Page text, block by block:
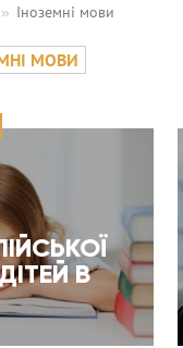
Іноземні мови
МОВИ
В